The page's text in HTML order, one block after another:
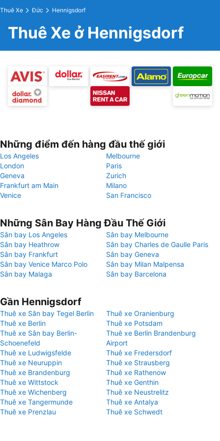
Thuê Xe Đức Hennigsdorf
Thuê Xe ở Hennigsdorf
Những điểm đến hàng đầu thế giới
Los Angeles
Melbourne
London
Paris
Geneva
Zurich
Frankfurt am Main
Milano
Venice
San Francisco
Những Sân Bay Hàng Đầu Thế Giới
Sân bay Los Angeles
Sân bay Melbourne
Sân bay Heathrow
Sân bay Charles de Gaulle Paris
Sân bay Frankfurt
Sân bay Geneva
Sân bay Venice Marco Polo
Sân bay Milan Malpensa
Sân bay Malaga
Sân bay Barcelona
Gần Hennigsdorf
Thuê xe Sân bay Tegel Berlin
Thuê xe Oranienburg
Thuê xe Berlin
Thuê xe Potsdam
Thuê xe Sân bay Berlin-
Schoenefeld
Thuê xe Berlin Brandenburg
Airport
Thuê xe Ludwigsfelde
Thuê xe Fredersdorf
Thuê xe Neuruppin
Thuê xe Strausberg
Thuê xe Brandenburg
Thuê xe Rathenow
Thuê xe Wittstock
Thuê xe Genthin
Thuê xe Wichenberg
Thuê xe Neustrelitz
Thuê xe Tangermunde
Thuê xe Antalya
Thuê xe Prenzlau
Thuê xe Schwedt